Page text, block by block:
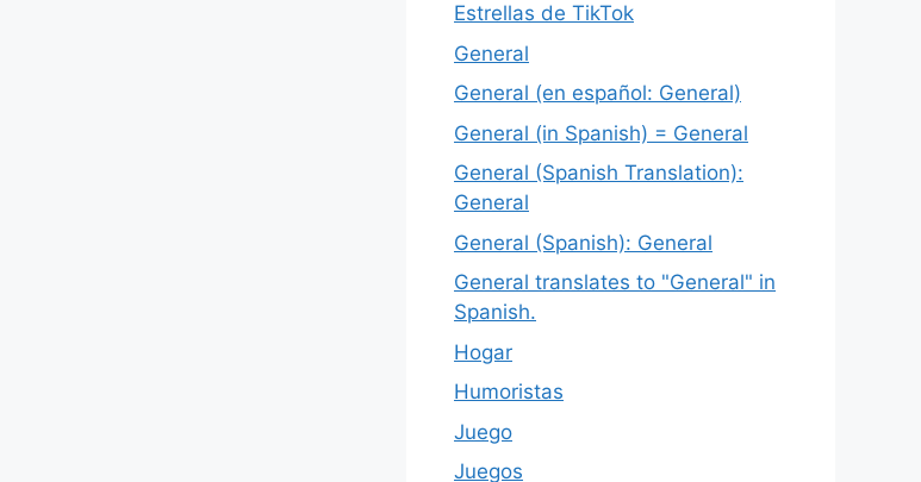
Estrellas de TikTok
General
General (en español: General)
General (in Spanish) = General
General (Spanish Translation):
General
General (Spanish): General
General translates to "General" in
Spanish.
Hogar
Humoristas
Juego
Juegos